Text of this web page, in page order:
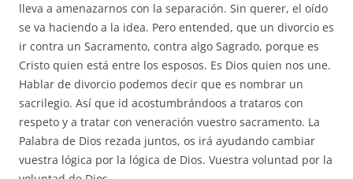
lleva a amenazarnos con la separación. Sin querer, el oído
se va haciendo a la idea. Pero entended, que un divorcio es
ir contra un Sacramento, contra algo Sagrado, porque es
Cristo quien está entre los esposos. Es Dios quien nos une.
Hablar de divorcio podemos decir que es nombrar un
sacrilegio. Así que id acostumbrándoos a trataros con
respeto y a tratar con veneración vuestro sacramento. La
Palabra de Dios rezada juntos, os irá ayudando cambiar
vuestra lógica por la lógica de Dios. Vuestra voluntad por la